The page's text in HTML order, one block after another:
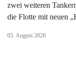
zwei weiteren
die Flotte mit neuen
05. August 2026